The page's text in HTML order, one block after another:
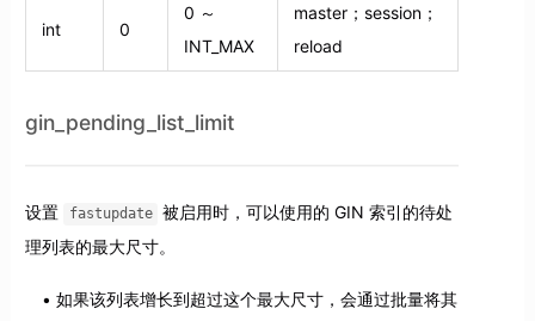
int 0
0 ～
INT_MAX
master；session；
reload
gin_pending_list_limit
设置 fastupdate
被启用时，可以使用的 GIN 索引的待处
理列表的最大尺寸。
如果该列表增长到超过这个最大尺寸，会通过批量将其